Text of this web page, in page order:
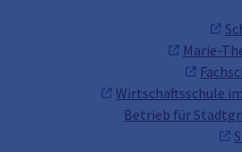
Marie-
Wirtschaftsschule
Betrieb für